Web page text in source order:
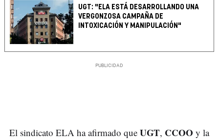
UGT: "ELA ESTÁ DESARROLLANDO UNA
VERGONZOSA CAMPAÑA DE
INTOXICACIÓN Y MANIPULACIÓN"
El sindicato ELA ha afirmado que UGT, CCOO y la